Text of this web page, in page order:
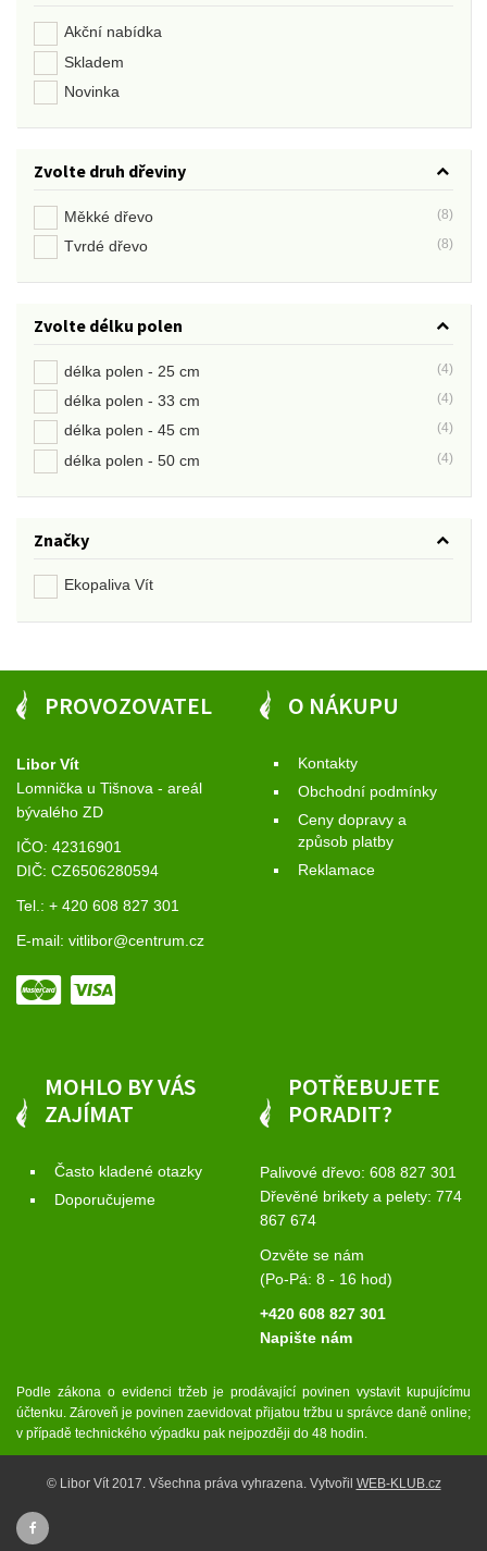
Akční nabídka
Skladem
Novinka
Zvolte druh dřeviny
Měkké dřevo (8)
Tvrdé dřevo (8)
Zvolte délku polen
délka polen - 25 cm (4)
délka polen - 33 cm (4)
délka polen - 45 cm (4)
délka polen - 50 cm (4)
Značky
Ekopaliva Vít
PROVOZOVATEL
Libor Vít
Lomnička u Tišnova - areál
bývalého ZD
IČO: 42316901
DIČ: CZ6506280594
Tel.: + 420 608 827 301
E-mail: vitlibor@centrum.cz
O NÁKUPU
Kontakty
Obchodní podmínky
Ceny dopravy a
způsob platby
Reklamace
MOHLO BY VÁS
ZAJÍMAT
Často kladené otazky
Doporučujeme
POTŘEBUJETE
PORADIT?
Palivové dřevo: 608 827 301
Dřevěné brikety a pelety: 774
867 674
Ozvěte se nám
(Po-Pá: 8 - 16 hod)
+420 608 827 301
Napište nám
Podle zákona o evidenci tržeb je prodávající povinen vystavit kupujícímu
účtenku. Zároveň je povinen zaevidovat přijatou tržbu u správce daně online;
v případě technického výpadku pak nejpozději do 48 hodin.
© Libor Vít 2017. Všechna práva vyhrazena. Vytvořil WEB-KLUB.cz